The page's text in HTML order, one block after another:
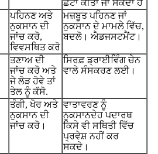
ਛੋਟਾ ਕੀਤਾ ਜਾ ਸਕਦਾ ਹੈ
ਪਹਿਨਣ ਅਤੇ
ਨੁਕਸਾਨ ਦੀ
ਜਾਂਚ ਕਰੋ,
ਵਿਵਸਥਿਤ ਕਰੋ
ਮਜ਼ਬੂਤ ​​ਪਹਿਨਣ ਜਾਂ
ਨੁਕਸਾਨ ਦੇ ਮਾਮਲੇ ਵਿੱਚ,
ਬਦਲੋ। ਐਡਜਸਟਮੈਂਟ।
ਤਣਾਅ ਦੀ
ਜਾਂਚ ਕਰੋ ਅਤੇ
ਜੇ ਲੋੜ ਹੋਵੇ ਤਾਂ
ਤੇਲ ਨੂੰ ਕੱਸੋ.
ਸਿਰਫ਼ ਡ੍ਰਾਈਵਿੰਗ ਚੇਨ
ਵਾਲੇ ਸੰਸਕਰਣ ਲਈ।
ਤੰਗੀ, ਖੋਰ ਅਤੇ
ਨੁਕਸਾਨ ਦੀ
ਜਾਂਚ ਕਰੋ।
ਵਾਤਾਵਰਣ ਨੂੰ
ਨੁਕਸਾਨਦੇਹ ਪਦਾਰਥ
ਕਿਸੇ ਵੀ ਸਥਿਤੀ ਵਿੱਚ
ਪ੍ਰਵੇਸ਼ ਨਹੀਂ ਕਰ
ਸਕਦੇ।